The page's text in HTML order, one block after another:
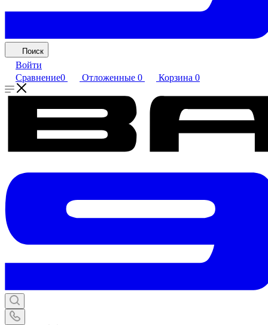
Поиск
Войти
Сравнение0 Отложенные 0 Корзина 0